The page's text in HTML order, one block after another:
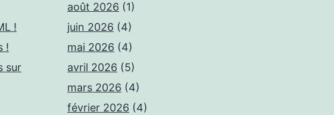
!
!
sur
août 2026 (1)
juin 2026 (4)
mai 2026 (4)
avril 2026 (5)
mars 2026 (4)
février 2026 (4)